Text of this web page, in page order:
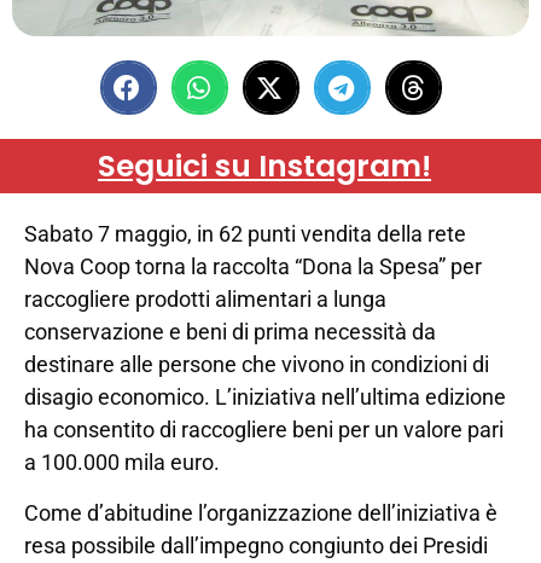
Seguici su Instagram!
Sabato 7 maggio, in 62 punti vendita della rete
Nova Coop torna la raccolta “Dona la Spesa” per
raccogliere prodotti alimentari a lunga
conservazione e beni di prima necessità da
destinare alle persone che vivono in condizioni di
disagio economico. L’iniziativa nell’ultima edizione
ha consentito di raccogliere beni per un valore pari
a 100.000 mila euro.
Come d’abitudine l’organizzazione dell’iniziativa è
resa possibile dall’impegno congiunto dei Presidi